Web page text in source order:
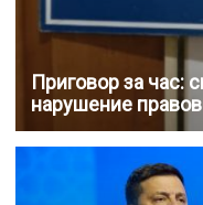
Приговор за час:
нарушение